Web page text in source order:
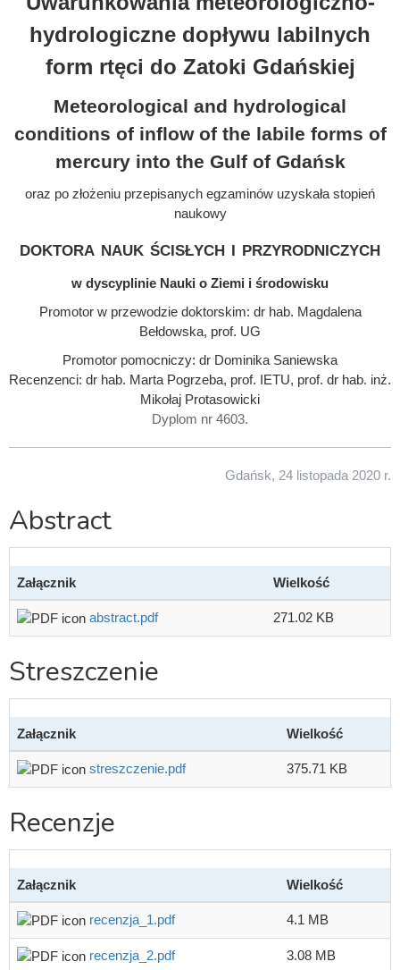
hydrologiczne dopływu labilnych
form rtęci do Zatoki Gdańskiej
Meteorological and hydrological
conditions of inflow of the labile forms of
mercury into the Gulf of Gdańsk
oraz po złożeniu przepisanych egzaminów uzyskała stopień
naukowy
doktora nauk ścisłych i przyrodniczych
w dyscyplinie Nauki o Ziemi i środowisku
Promotor w przewodzie doktorskim: dr hab. Magdalena
Bełdowska, prof. UG
Promotor pomocniczy: dr Dominika Saniewska
Recenzenci: dr hab. Marta Pogrzeba, prof. IETU, prof. dr hab. inż.
Mikołaj Protasowicki
Dyplom nr 4603.
Gdańsk, 24 listopada 2020 r.
Abstract
Załącznik Wielkość
abstract.pdf 271.02 KB
Streszczenie
Załącznik Wielkość
streszczenie.pdf 375.71 KB
Recenzje
Załącznik Wielkość
recenzja_1.pdf 4.1 MB
recenzja_2.pdf 3.08 MB